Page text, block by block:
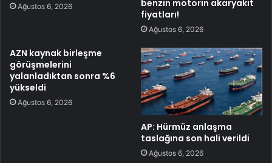
Ağustos 6, 2026
benzin motorin akaryakıt
fiyatları!
Ağustos 6, 2026
AZN kaynak birleşme
görüşmelerini
yalanladıktan sonra %6
yükseldi
Ağustos 6, 2026
AP: Hürmüz anlaşma
taslağına son hali verildi
Ağustos 6, 2026